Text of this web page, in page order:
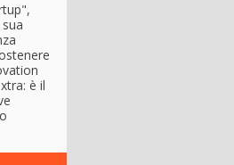
è il